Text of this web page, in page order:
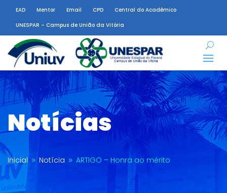
EAD Mentor Email CPD
Central do Acadêmico
UNESPAR – Campus de União da Vitória
Notícias
Inicial 9 Notícia 9 ARTIGO – Honra ao mérito